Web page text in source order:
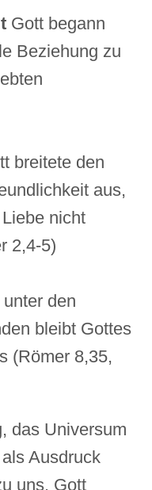
Gott begann
Beziehung zu
breitete den
aus,
nicht
2,4-5)
den
bleibt Gottes
(Römer 8,35,
das Universum
Ausdruck
uns. Gott